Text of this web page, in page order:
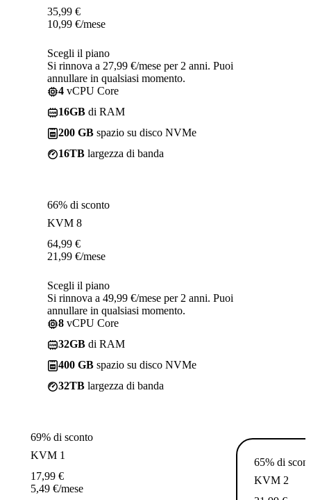
35,99 €
10,99 €/mese
Scegli il piano
Si rinnova a 27,99 €/mese per 2 anni. Puoi
annullare in qualsiasi momento.
4 vCPU Core
16GB di RAM
200 GB spazio su disco NVMe
16TB largezza di banda
66% di sconto
KVM 8
64,99 €
21,99 €/mese
Scegli il piano
Si rinnova a 49,99 €/mese per 2 anni. Puoi
annullare in qualsiasi momento.
8 vCPU Core
32GB di RAM
400 GB spazio su disco NVMe
32TB largezza di banda
69% di sconto
KVM 1
17,99 €
5,49 €/mese
65% di
KVM 2